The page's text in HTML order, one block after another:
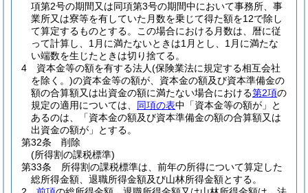
項第2号の期間又は同項第3号の期間中において事務所、事
業所又は寮等を有していた月数を乗じて得た額を12で除し
て算定するものとする。
この場合における月数は、暦に従
って計算し、1月に満たないときは1月とし、1月に満たな
い端数を生じたときは切り捨てる。
4
資本金等の額を有する法人(保険業法に規定する相互会社
を除く。)の資本金等の額が、資本金の額及び資本準備金の
額の合算額又は出資金の額に満たない場合における第2項の
規定の適用については、 同項の表中「資本金等の額が」と
あるのは、「資本金の額及び資本準備金の額の合算額又は
出資金の額が」とする。
第32条
削除
(所得割の課税標準)
第33条
所得割の課税標準は、前年の所得について算定した
総所得金額、退職所得金額及び山林所得金額とする。